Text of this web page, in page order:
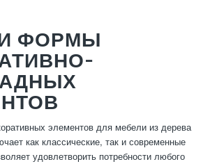
ФОРМЫ
элементов для мебели из дерева
как классические, так и современные
удовлетворить потребности любого